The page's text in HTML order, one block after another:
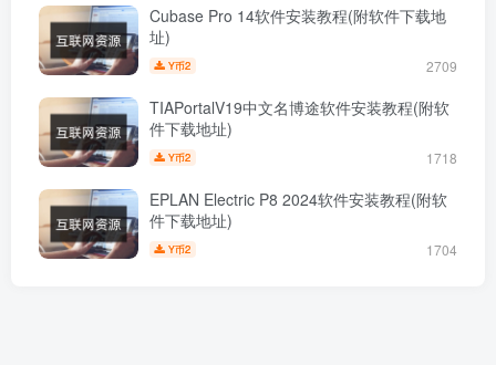
Cubase Pro 14软件安装教程(附软件下载地
址)
Y币2 2709
TIAPortalV19中文名博途软件安装教程(附软
件下载地址)
Y币2 1718
EPLAN Electric P8 2024软件安装教程(附软
件下载地址)
Y币2 1704